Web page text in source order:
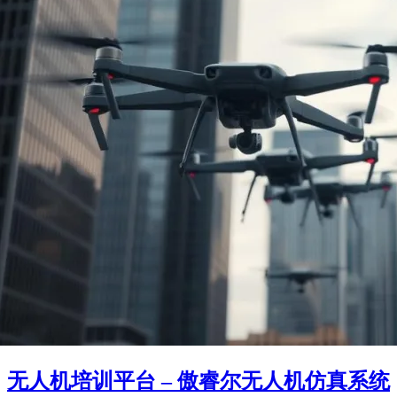
无人机培训平台 – 傲睿尔无人机仿真系统